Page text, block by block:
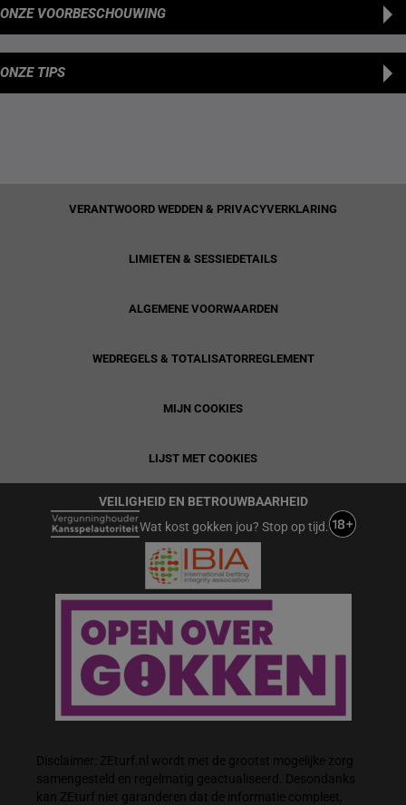
ONZE VOORBESCHOUWING
ONZE TIPS
VERANTWOORD WEDDEN & PRIVACYVERKLARING
LIMIETEN & SESSIEDETAILS
ALGEMENE VOORWAARDEN
WEDREGELS & TOTALISATORREGLEMENT
MIJN COOKIES
LIJST MET COOKIES
VEILIGHEID EN BETROUWBAARHEID
Wat kost gokken jou? Stop op tijd.
Disclaimer: ZEturf.nl wordt met de grootst mogelijke zorg
samengesteld en regelmatig geactualiseerd. Desondanks
kan ZEturf niet garanderen dat de informatie compleet,